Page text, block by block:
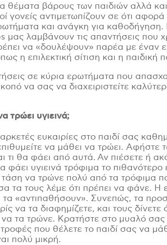
θέματα βάρους των παιδιών αλλά
γονείς αντιμετωπίζουν σε ότι
και ανάγκη για καθοδήγηση.
λαμβάνουν τις απαντήσεις που
να «δουλέψουν» παρέα με έναν
η επιλεκτική σίτιση και η παιδική
σε κύρια ερωτήματα που
να σας να διαχειριστείτε
τρώει υγιεινά;
ευκαιρίες στο παιδί σας
να μάθει να τρώει. Αφήστε
τι θα φάει από αυτά. Αν πιέσετε ή
φάει υγιεινά τρόφιμα το πιθανότερο
τάση να τρώνε πολύ από τα τρόφιμα
τα τους λέμε ότι πρέπει να φάνε. Η
τα «αντιπαθήσουν». Συνεπώς, τα
να τα διαφημίζετε, και τους
τα τρώνε. Κρατήστε στο μυαλό σας
που θέλετε το παιδί σας να
πολύ μικρή.